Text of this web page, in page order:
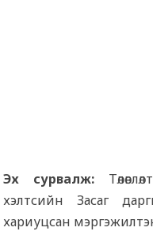
Эх сурвалж:
хэлтсийн Засаг
хариуцсан